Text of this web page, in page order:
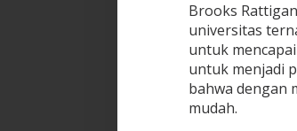
Brooks
universitas
untuk
untuk menjadi
bahwa dengan
mudah.